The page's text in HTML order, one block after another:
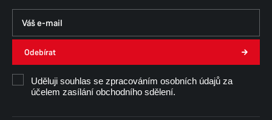
Pátek 8:00–11:00, 12:00–14:30
Odebírat
Uděluji souhlas se zpracováním osobních údajů za
účelem zasílání obchodního sdělení.